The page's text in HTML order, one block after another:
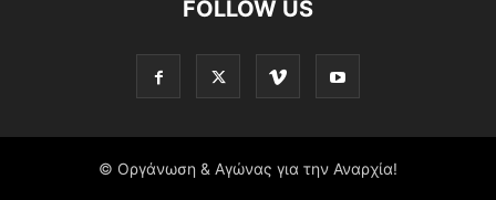
FOLLOW US
© Οργάνωση & Αγώνας για την Αναρχία!